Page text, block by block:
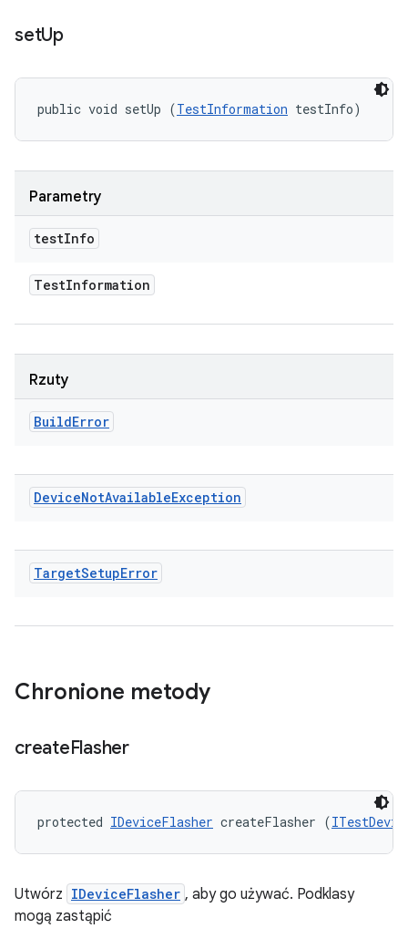
setUp
public void setUp (TestInformation testInfo)
Parametry
testInfo
TestInformation
Rzuty
BuildError
DeviceNotAvailableException
TargetSetupError
Chronione metody
createFlasher
protected IDeviceFlasher createFlasher (
Utwórz IDeviceFlasher , aby go używać. Podklasy
mogą zastąpić